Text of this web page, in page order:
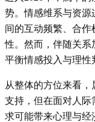
势。情感维系与资源
间的互动频繁、合
性。然而，伴随关系
平衡情感投入与理性
从整体的方位来看，
支持，但在面对人际
求可能带来心理与经